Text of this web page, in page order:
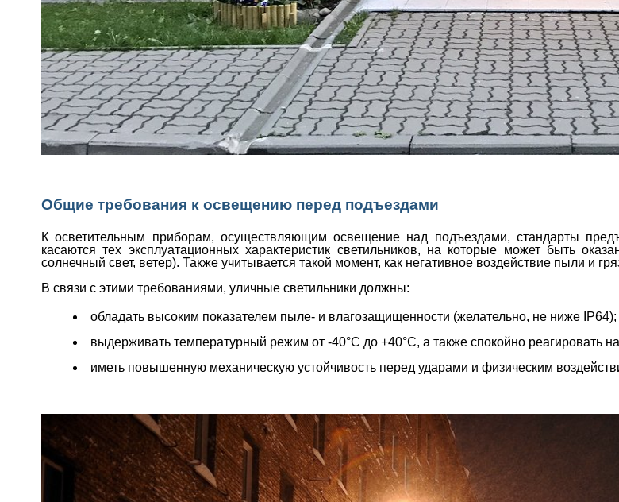
Общие требования к освещению перед подъездами
К осветительным приборам, осуществляющим освещение над подъездами, стандарты
касаются тех эксплуатационных характеристик светильников, на которые может быть
солнечный свет, ветер). Также учитывается такой момент, как негативное воздействие пыли и
В связи с этими требованиями, уличные светильники должны:
обладать высоким показателем пыле- и влагозащищенности (желательно, не ниже IP64);
выдерживать температурный режим от -40°С до +40°С, а также спокойно реагировать
иметь повышенную механическую устойчивость перед ударами и физическим